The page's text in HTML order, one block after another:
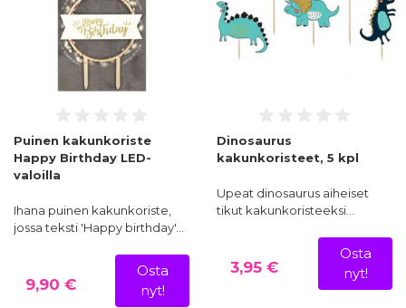
Puinen kakunkoriste
Happy Birthday LED-
valoilla
Ihana puinen kakunkoriste,
jossa teksti 'Happy birthday'…
9,90 €
Osta
nyt!
Dinosaurus
kakunkoristeet, 5 kpl
Upeat dinosaurus aiheiset
tikut kakunkoristeeksi…
3,95 €
Osta
nyt!